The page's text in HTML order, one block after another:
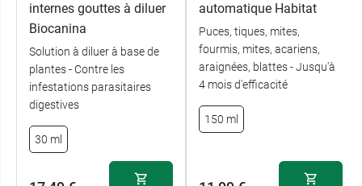
internes gouttes à diluer
Biocanina
Solution à diluer à base de
plantes - Contre les
infestations parasitaires
digestives
30 ml
automatique Habitat
Puces, tiques, mites,
fourmis, mites, acariens,
araignées, blattes - Jusqu'à
4 mois d'efficacité
150 ml